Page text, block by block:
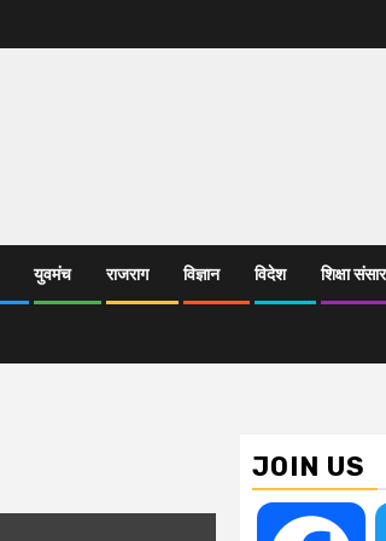
युवमंच राजराग विज्ञान विदेश शिक्षा संसार
JOIN US